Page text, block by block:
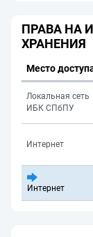
ПРАВА НА
ХРАНЕНИЯ
Место
Локальная сеть
ИБК СПбПУ
Интернет
Интернет